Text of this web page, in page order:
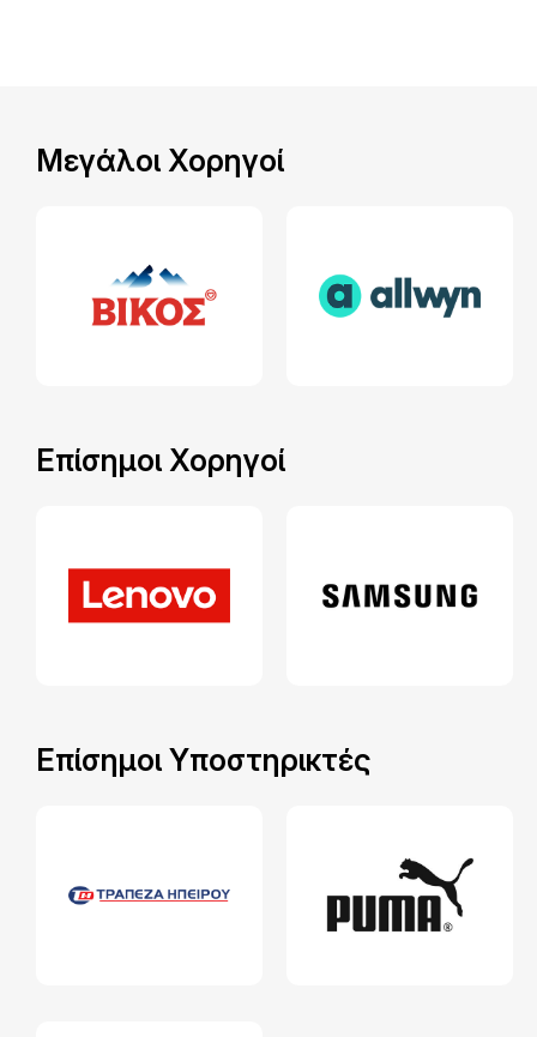
Μεγάλοι Χορηγοί
Επίσημοι Χορηγοί
Επίσημοι Υποστηρικτές